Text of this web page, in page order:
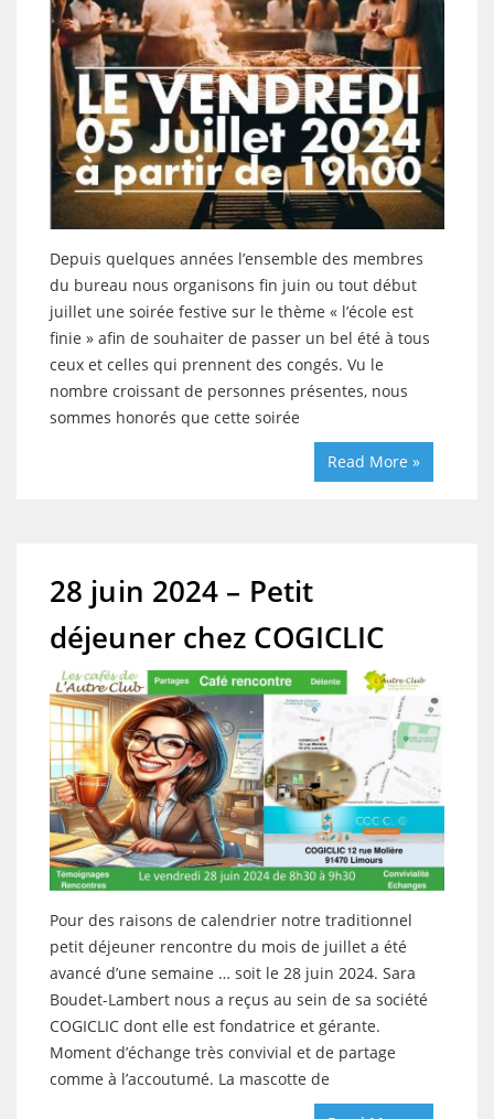
Depuis quelques années l’ensemble des membres
du bureau nous organisons fin juin ou tout début
juillet une soirée festive sur le thème « l’école est
finie » afin de souhaiter de passer un bel été à tous
ceux et celles qui prennent des congés. Vu le
nombre croissant de personnes présentes, nous
sommes honorés que cette soirée
Read More »
28 juin 2024 – Petit
déjeuner chez COGICLIC
Pour des raisons de calendrier notre traditionnel
petit déjeuner rencontre du mois de juillet a été
avancé d’une semaine … soit le 28 juin 2024. Sara
Boudet-Lambert nous a reçus au sein de sa société
COGICLIC dont elle est fondatrice et gérante.
Moment d’échange très convivial et de partage
comme à l’accoutumé. La mascotte de